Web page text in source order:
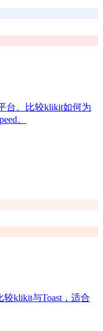
台。比较klikit如何为
。
较klikit与Toast，适合